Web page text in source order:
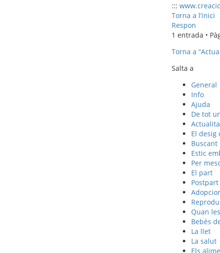
:::
Torna a l’inici
Respon
1 entrada •
Torna a
Salta a
General
Info
Ajuda
De tot
El desig
Estic
Per
El part
Postpart
Quan
Bebès
La llet
La salut
Els